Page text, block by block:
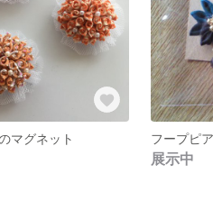
マグネット フープピ
展示中